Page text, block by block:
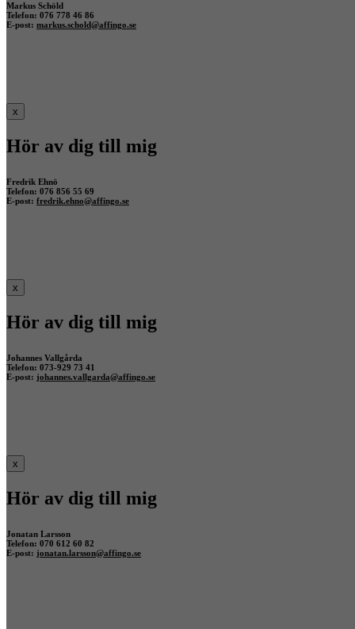
Markus Schöld
Telefon: 076 778 46 86
E-post: markus.schold@affingo.se
x
Hör av dig till mig
Fredrik Ehnö
Telefon: 076 856 55 69
E-post: fredrik.ehno@affingo.se
x
Hör av dig till mig
Johannes Vallgårda
Telefon: 073-929 73 41
E-post: johannes.vallgarda@affingo.se
x
Hör av dig till mig
Jonatan Larsson
Telefon: 070 612 60 82
E-post: jonatan.larsson@affingo.se